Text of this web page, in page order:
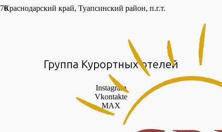
Краснодарский край, Туапсинский район, п.г.т.
Группа Курортных отелей
Instagram
Vkontakte
MAX